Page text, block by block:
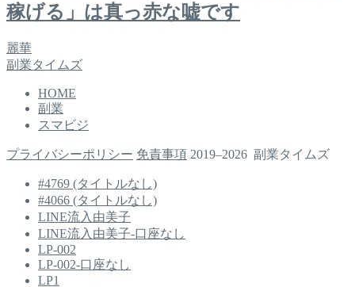
稼げる」は真っ赤な嘘です
麗華
副業タイムズ
HOME
副業
スマビジ
プライバシーポリシー 免責事項 2019–2026 副業タイムズ
#4769 (タイトルなし)
#4066 (タイトルなし)
LINE流入由美子
LINE流入由美子-口座なし
LP-002
LP-002-口座なし
LP1